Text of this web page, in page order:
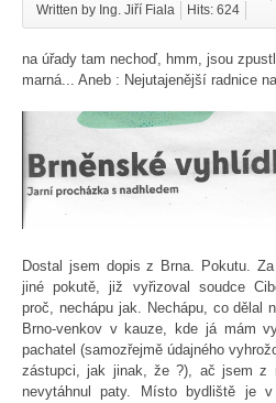
Written by Ing. Jiří Fiala
Hits: 624
na úřady tam nechoď, hmm, jsou
marná... Aneb : Nejutajenější radnice
Dostal jsem dopis z Brna. Pokutu.
jiné pokutě, již vyřizoval soudce
proč, nechápu jak. Nechápu, co dělal
Brno-venkov v kauze, kde já mám
pachatel (samozřejmě údajného
zástupci, jak jinak, že ?), ač jsem z
nevytáhnul paty. Místo bydliště je